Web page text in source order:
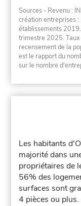
Sources - Revenu :
création entreprises :
établissements
trimestre 2025. Taux
recensement de la
est le rapport du
sur le nombre
Les habitants
majorité dans
propriétaires de
56% des
surfaces sont
4 pièces ou plus.